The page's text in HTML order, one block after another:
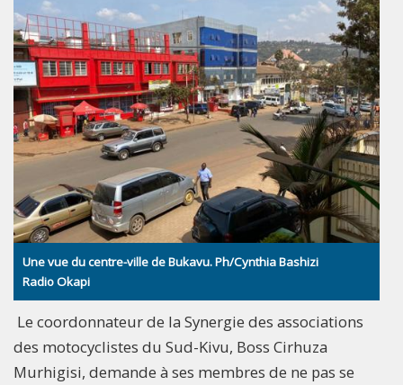
Une vue du centre-ville de Bukavu. Ph/Cynthia Bashizi
Radio Okapi
Le coordonnateur de la Synergie des associations
des motocyclistes du Sud-Kivu, Boss Cirhuza
Murhigisi, demande à ses membres de ne pas se